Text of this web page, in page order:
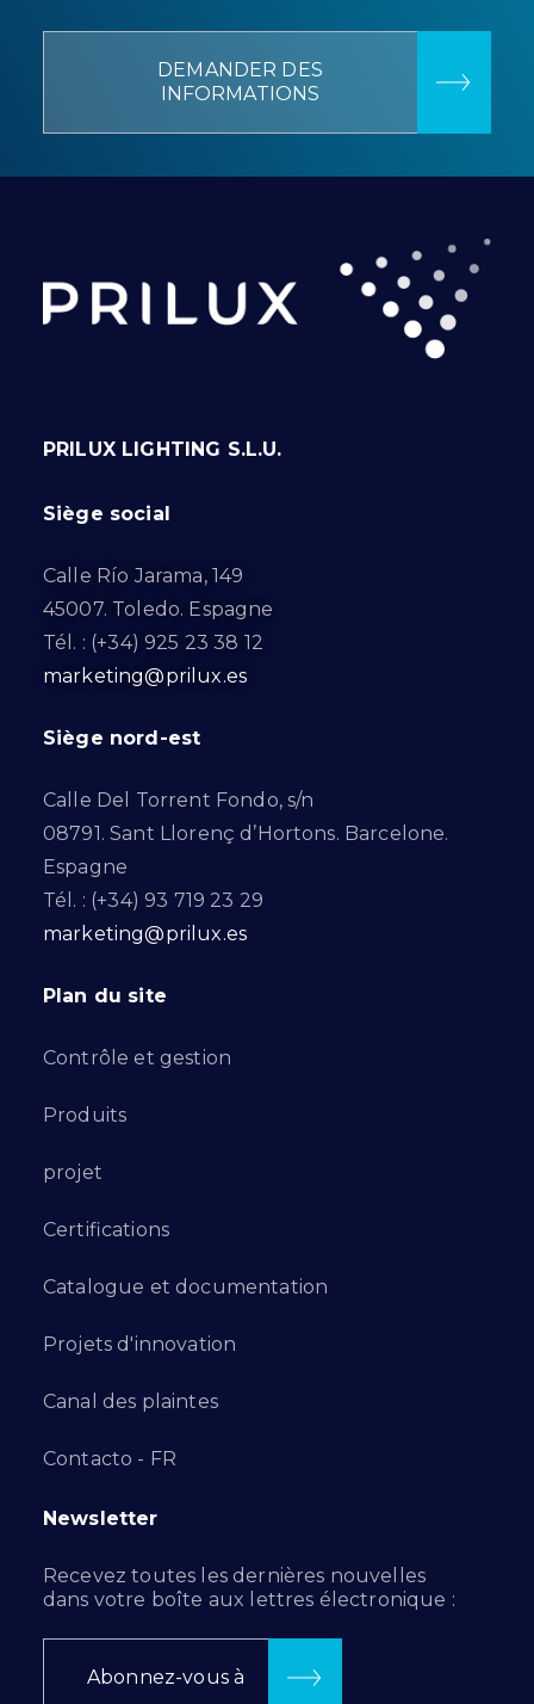
DEMANDER DES
INFORMATIONS
PRILUX LIGHTING S.L.U.
Siège social
Calle Río Jarama, 149
45007. Toledo. Espagne
Tél. : (+34) 925 23 38 12
marketing@prilux.es
Siège nord-est
Calle Del Torrent Fondo, s/n
08791. Sant Llorenç d’Hortons. Barcelone.
Espagne
Tél. : (+34) 93 719 23 29
marketing@prilux.es
Plan du site
Contrôle et gestion
Produits
projet
Certifications
Catalogue et documentation
Projets d'innovation
Canal des plaintes
Contacto - FR
Newsletter
Recevez toutes les dernières nouvelles
dans votre boîte aux lettres électronique :
Abonnez-vous à